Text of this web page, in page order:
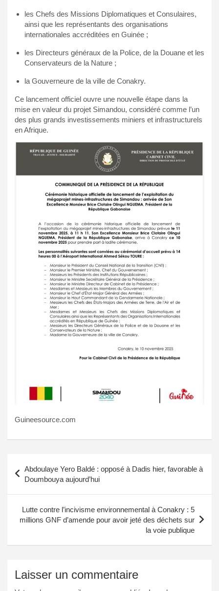
les Chefs des Missions Diplomatiques et Consulaires,
ainsi que les représentants des organisations
internationales accréditées en Guinée ;
les Directeurs généraux de la Police, de la Douane et les
Conservateurs de la Nature ;
la Gouverneure de la ville de Conakry.
Ce lancement officiel ouvre une nouvelle étape dans la
mise en valeur du projet Simandou, considéré comme l’un
des plus grands investissements miniers et infrastructurels
en Afrique.
Guineesource.com
de
l’article
Abdoulaye Yero Baldé : opposé à Dadis hier, favorable à
Doumbouya aujourd’hui
Lutte contre l’incivisme environnemental à Conakry : 5
millions GNF d’amende pour avoir jeté des déchets sur
la voie publique
Laisser un commentaire